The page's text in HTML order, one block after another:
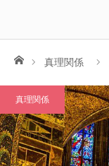
ホーム真理関係
真理関係